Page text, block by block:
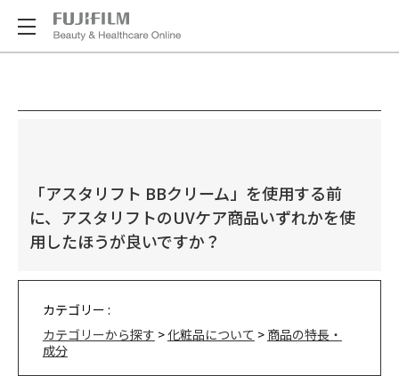
「アスタリフト BBクリーム」を使用する前
に、アスタリフトのUVケア商品いずれかを使
用したほうが良いですか？
カテゴリー :
カテゴリーから探す >化粧品について > 商品の特長・
成分